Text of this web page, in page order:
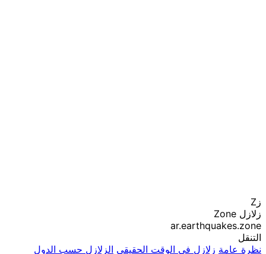
زZ
زلازل Zone
ar.earthquakes.zone
التنقل
نظرة عامة زلازل في الوقت الحقيقي الزلازل حسب الدول